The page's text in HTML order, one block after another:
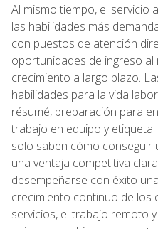
Al mismo tiempo, el servicio
las habilidades más
con puestos de atención
oportunidades de ingreso
crecimiento a largo plazo.
habilidades para la vida
résumé, preparación para
trabajo en equipo y etiqueta
solo saben cómo conseguir
una ventaja competitiva
desempeñarse con éxito
crecimiento continuo de los
servicios, el trabajo remoto